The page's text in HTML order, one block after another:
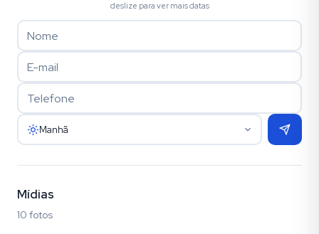
deslize para ver mais datas
Manhã
Mídias
10 fotos